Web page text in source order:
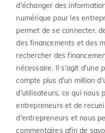
d'échanger des
numérique pour les
permet de se connecter,
des financements et des
rechercher des
nécessaire. Il s'agit d'une
compte plus d'un million
d'utilisateurs, ce qui nous
entrepreneurs et de
d'entrepreneurs et nous
commentaires afin de